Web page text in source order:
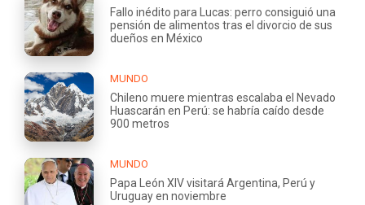
Fallo inédito para Lucas: perro consiguió una
pensión de alimentos tras el divorcio de sus
dueños en México
MUNDO
Chileno muere mientras escalaba el Nevado
Huascarán en Perú: se habría caído desde
900 metros
MUNDO
Papa León XIV visitará Argentina, Perú y
Uruguay en noviembre